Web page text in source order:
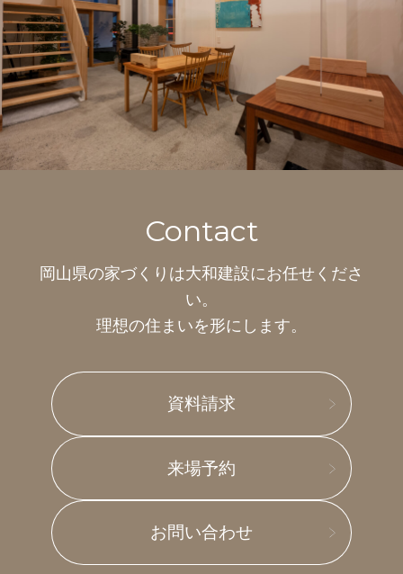
Contact
岡山県の家づくりは大和建設にお任せくださ
い。
理想の住まいを形にします。
資料請求
来場予約
お問い合わせ